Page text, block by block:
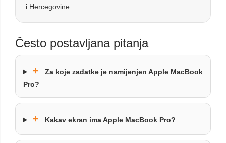
i Hercegovine.
Često postavljana pitanja
+
Za koje zadatke je namijenjen Apple MacBook
Pro?
+ Kakav ekran ima Apple MacBook Pro?